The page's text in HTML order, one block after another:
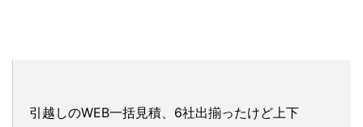
引越しのWEB一括見積、6社出揃ったけど上下